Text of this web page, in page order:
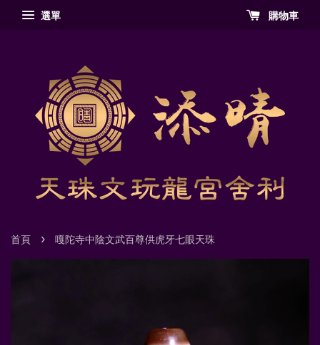
選單 購物車
首頁 › 嘎陀寺中陰文武百尊供虎牙七眼天珠